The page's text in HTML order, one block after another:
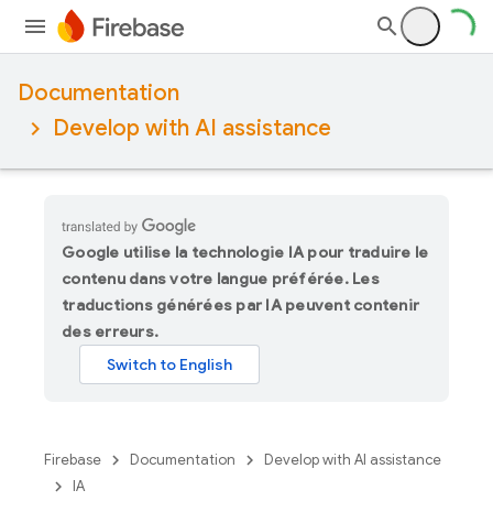
Documentation
Develop with AI assistance
Google utilise la technologie IA pour traduire le
contenu dans votre langue préférée. Les
traductions générées par IA peuvent contenir
des erreurs.
Firebase Documentation
Develop with AI assistance
IA